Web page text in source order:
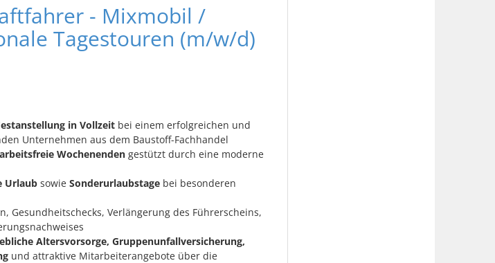
- Mixmobil /
Tagestouren (m/w/d)
in Vollzeitbei einem erfolgreichen und
Unternehmen aus dem Baustoff-Fachhandel
arbeitsfreie Wochenendengestützt durch eine moderne
Urlaubsowie Sonderurlaubstagebei besonderen
Gesundheitschecks, Verlängerung des Führerscheins,
Altersvorsorge, Gruppenunfallversicherung,
und attraktive Mitarbeiterangebote über die